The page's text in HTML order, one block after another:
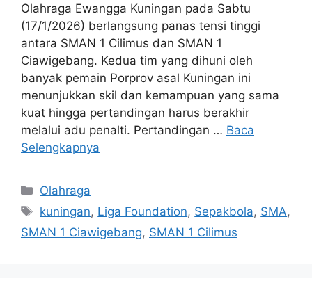
Olahraga Ewangga Kuningan pada Sabtu
(17/1/2026) berlangsung panas tensi tinggi
antara SMAN 1 Cilimus dan SMAN 1
Ciawigebang. Kedua tim yang dihuni oleh
banyak pemain Porprov asal Kuningan ini
menunjukkan skil dan kemampuan yang sama
kuat hingga pertandingan harus berakhir
melalui adu penalti. Pertandingan … Baca
Selengkapnya
Kategori
Olahraga
Tag
kuningan, Liga Foundation, Sepakbola, SMA,
SMAN 1 Ciawigebang, SMAN 1 Cilimus